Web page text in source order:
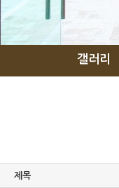
갤러리
제목